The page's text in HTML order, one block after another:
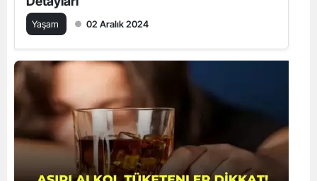
Yaşam 02 Aralık 2024